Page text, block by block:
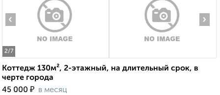
2/7
‹ ›
Коттедж 130м², 2-этажный, на длительный срок, в
черте города
45 000 ₽ в месяц